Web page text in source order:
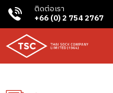
ติดต่อเรา
+66 (0) 2 754 2767